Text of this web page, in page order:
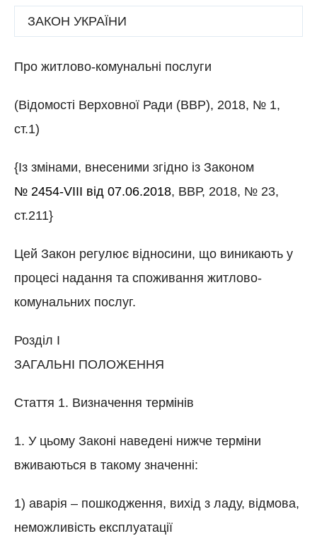
ЗАКОН УКРАЇНИ
Про житлово-комунальні послуги
(Відомості Верховної Ради (ВВР), 2018, № 1,
ст.1)
{Із змінами, внесеними згідно із Законом
№ 2454-VIII від 07.06.2018, ВВР, 2018, № 23,
ст.211}
Цей Закон регулює відносини, що виникають у
процесі надання та споживання житлово-
комунальних послуг.
Розділ I
ЗАГАЛЬНІ ПОЛОЖЕННЯ
Стаття 1. Визначення термінів
1. У цьому Законі наведені нижче терміни
вживаються в такому значенні:
1) аварія – пошкодження, вихід з ладу, відмова,
неможливість експлуатації